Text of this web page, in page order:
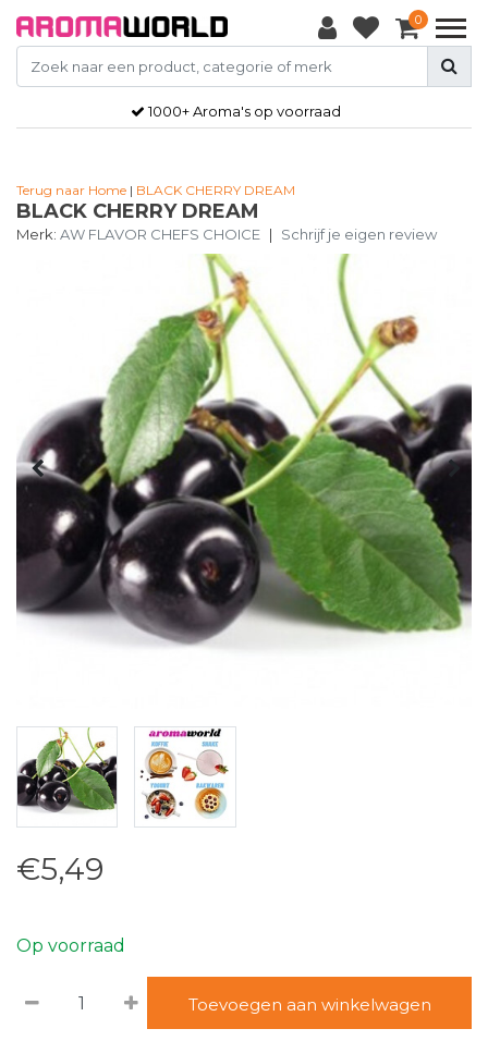
0
1000+ Aroma's op voorraad
Terug naar Home | BLACK CHERRY DREAM
BLACK CHERRY DREAM
Merk: AW FLAVOR CHEFS CHOICE | Schrijf je eigen review
€5,49
Op voorraad
Toevoegen aan winkelwagen